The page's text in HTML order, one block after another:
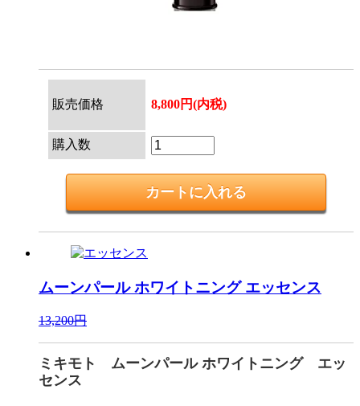
販売価格 8,800円(内税)
購入数
ムーンパール ホワイトニング エッセンス
13,200円
ミキモト ムーンパール ホワイトニング エッ
センス